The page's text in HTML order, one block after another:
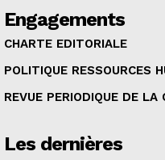
Engagements
CHARTE EDITORIALE
POLITIQUE RESSOURCES
REVUE PERIODIQUE DE
Les dernières